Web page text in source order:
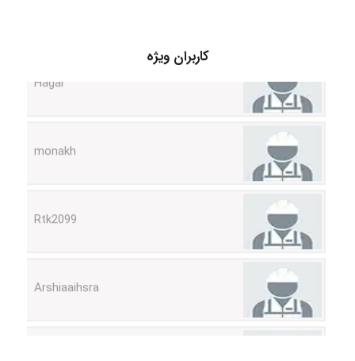
کاربران ویژه